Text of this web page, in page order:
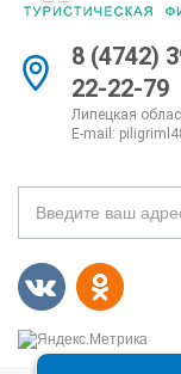
8 (4742)
22-22-79
Липецкая
E-mail: